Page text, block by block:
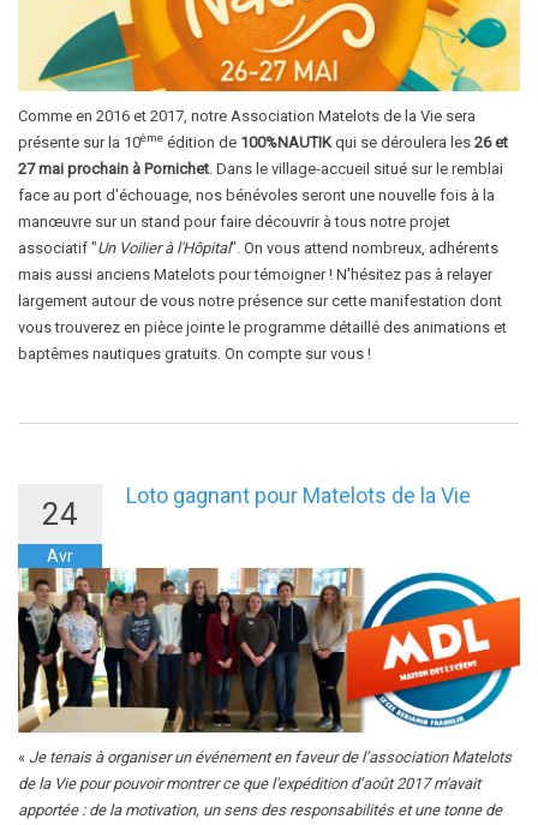
Comme en 2016 et 2017, notre Association Matelots de la Vie sera
présente sur la 10ème édition de 100%NAUTIK qui se déroulera les 26 et
27 mai prochain à Pornichet . Dans le village-accueil situé sur le remblai
face au port d'échouage, nos bénévoles seront une nouvelle fois à la
manœuvre sur un stand pour faire découvrir à tous notre projet
associatif "Un Voilier à l'Hôpital". On vous attend nombreux, adhérents
mais aussi anciens Matelots pour témoigner ! N'hésitez pas à relayer
largement autour de vous notre présence sur cette manifestation dont
vous trouverez en pièce jointe le programme détaillé des animations et
baptêmes nautiques gratuits. On compte sur vous !
24
Avr
Loto gagnant pour Matelots de la Vie
« Je tenais à organiser un événement en faveur de l’association Matelots
de la Vie pour pouvoir montrer ce que l'expédition d’août 2017 m'avait
apportée : de la motivation, un sens des responsabilités et une tonne de